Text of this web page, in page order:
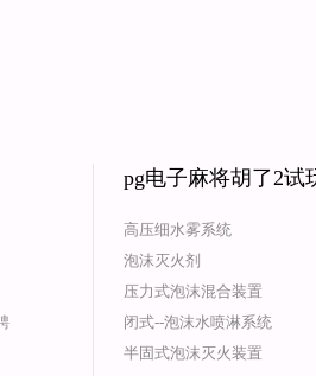
pg电子麻将胡了2试
高压细水雾系统
泡沫灭火剂
压力式泡沫混合装置
闭式--泡沫水喷淋系统
半固式泡沫灭火装置